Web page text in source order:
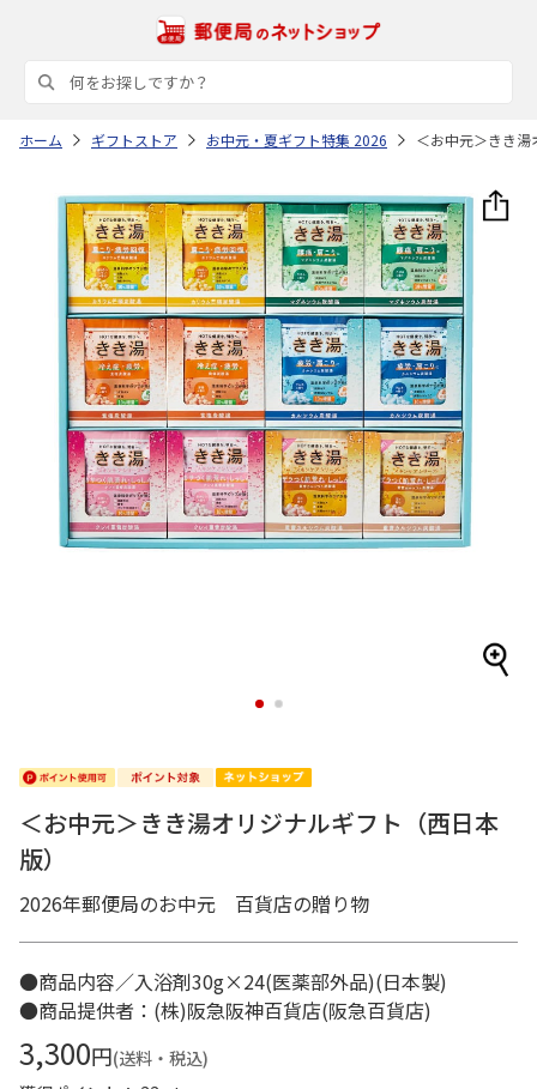
ホーム ギフトストア お中元・夏ギフト特集 2026 ＜お中元＞きき
1 2
＜お中元＞きき湯オリジナルギフト（西日本
版）
2026年郵便局のお中元 百貨店の贈り物
●商品内容／入浴剤30g×24(医薬部外品)(日本製)
●商品提供者：(株)阪急阪神百貨店(阪急百貨店)
3,300円(送料・税込)